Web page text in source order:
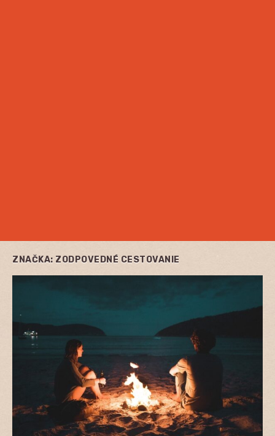
ZNAČKA: ZODPOVEDNÉ CESTOVANIE